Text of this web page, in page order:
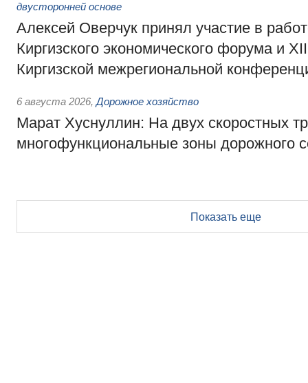
двусторонней основе
Алексей Оверчук принял участие в
Киргизского экономического форума и
Киргизской межрегиональной
6 августа 2026, Дорожное хозяйство
Марат Хуснуллин: На двух скоростных
многофункциональные зоны дорожного
Показать еще